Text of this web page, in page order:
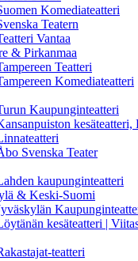
Komediateatteri
Teatern
Vantaa
& Pirkanmaa
Teatteri
Komediateatteri
Kaupunginteatteri
kesäteatteri,
Svenska Teater
kaupunginteatteri
& Keski-Suomi
kesäteatteri |
teatteri